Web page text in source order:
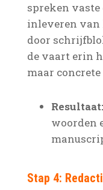
spreken
inleveren van
door
de vaart erin
maar
Resultaat:
woorden
Stap 4: